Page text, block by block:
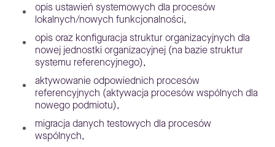
opis ustawień systemowych dla procesów
lokalnych/nowych funkcjonalności,
opis oraz konfiguracja struktur organizacyjnych dla
nowej jednostki organizacyjnej (na bazie struktur
systemu referencyjnego),
aktywowanie odpowiednich procesów
referencyjnych (aktywacja procesów wspólnych dla
nowego podmiotu),
migracja danych testowych dla procesów
wspólnych,